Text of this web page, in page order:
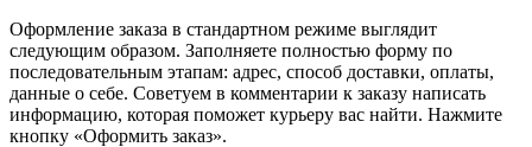
Оформление заказа в стандартном режиме выглядит
следующим образом. Заполняете полностью форму по
последовательным этапам: адрес, способ доставки, оплаты,
данные о себе. Советуем в комментарии к заказу написать
информацию, которая поможет курьеру вас найти. Нажмите
кнопку «Оформить заказ».